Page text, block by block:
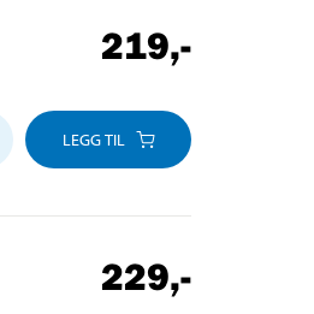
219,-
LEGG TIL
229,-